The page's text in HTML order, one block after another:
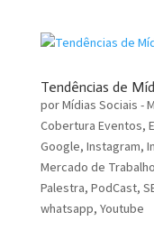
Tendências de
porMídias Sociais -
Cobertura Eventos,
Google, Instagram,
Mercado de Trabalho
Palestra, PodCast,
whatsapp, Youtube